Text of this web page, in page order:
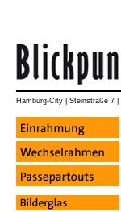
Hamburg-City Steinstraße 7